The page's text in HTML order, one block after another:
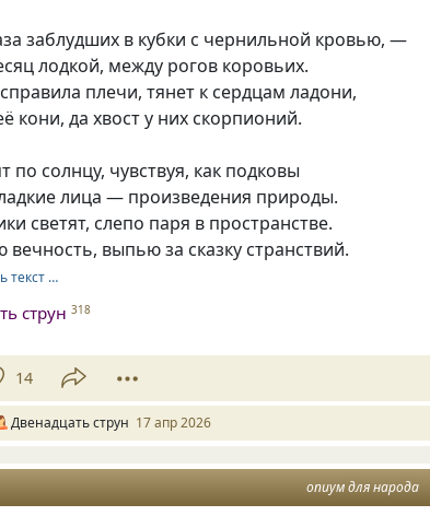
заблудших в кубки с чернильной кровью, —
лодкой, между рогов коровьих.
плечи, тянет к сердцам ладони,
кони, да хвост у них скорпионий.
по солнцу, чувствуя, как подковы
лица — произведения природы.
светят, слепо паря в пространстве.
вечность, выпью за сказку странствий.
текст …
струн 318
14
Двенадцать струн 17 апр 2026
опиум для народа